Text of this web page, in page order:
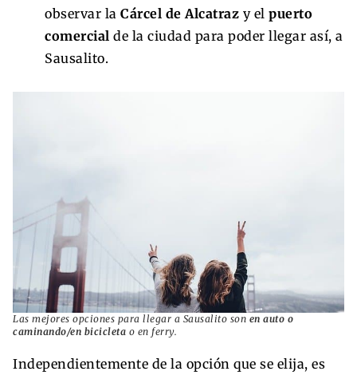
observar la Cárcel de Alcatraz y el puerto
comercial de la ciudad para poder llegar así, a
Sausalito.
Las mejores opciones para llegar a Sausalito son en auto o
caminando/en bicicleta o en ferry.
Independientemente de la opción que se elija, es